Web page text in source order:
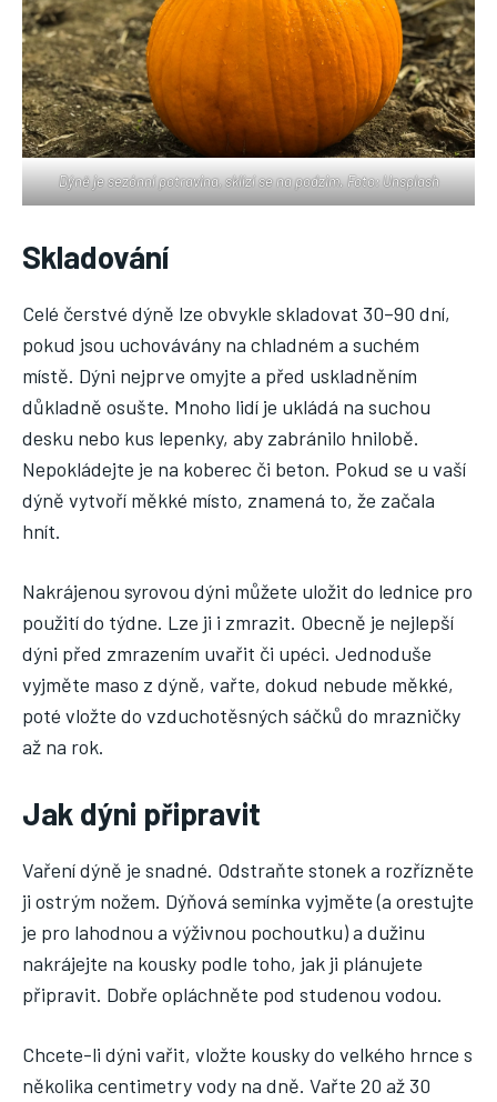
Dýně je sezónní potravina, sklízí se na podzim. Foto: Unsplash
Skladování
Celé čerstvé dýně lze obvykle skladovat 30–90 dní,
pokud jsou uchovávány na chladném a suchém
místě. Dýni nejprve omyjte a před uskladněním
důkladně osušte. Mnoho lidí je ukládá na suchou
desku nebo kus lepenky, aby zabránilo hnilobě.
Nepokládejte je na koberec či beton. Pokud se u vaší
dýně vytvoří měkké místo, znamená to, že začala
hnít.
Nakrájenou syrovou dýni můžete uložit do lednice pro
použití do týdne. Lze ji i zmrazit. Obecně je nejlepší
dýni před zmrazením uvařit či upéci. Jednoduše
vyjměte maso z dýně, vařte, dokud nebude měkké,
poté vložte do vzduchotěsných sáčků do mrazničky
až na rok.
Jak dýni připravit
Vaření dýně je snadné. Odstraňte stonek a rozřízněte
ji ostrým nožem. Dýňová semínka vyjměte (a orestujte
je pro lahodnou a výživnou pochoutku) a dužinu
nakrájejte na kousky podle toho, jak ji plánujete
připravit. Dobře opláchněte pod studenou vodou.
Chcete-li dýni vařit, vložte kousky do velkého hrnce s
několika centimetry vody na dně. Vařte 20 až 30